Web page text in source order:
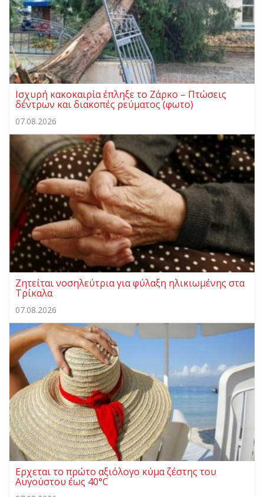
Ισχυρή κακοκαιρία έπληξε το Ζάρκο – Πτώσεις
δέντρων και διακοπές ρεύματος (φωτο)
07.08.2026
Ζητείται νοσηλεύτρια για φύλαξη ηλικιωμένης στα
Τρίκαλα
07.08.2026
Ερχεται το πρώτο αξιόλογο κύμα ζέστης του
Αυγούστου έως 40°C